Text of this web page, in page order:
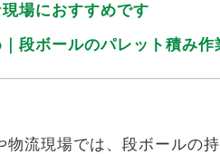
場におすすめです
段ボールのパレット積み
流現場では、段ボールの